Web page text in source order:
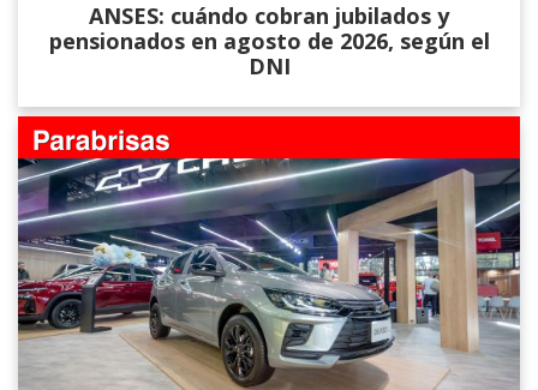
ANSES: cuándo cobran jubilados y
pensionados en agosto de 2026, según el
DNI